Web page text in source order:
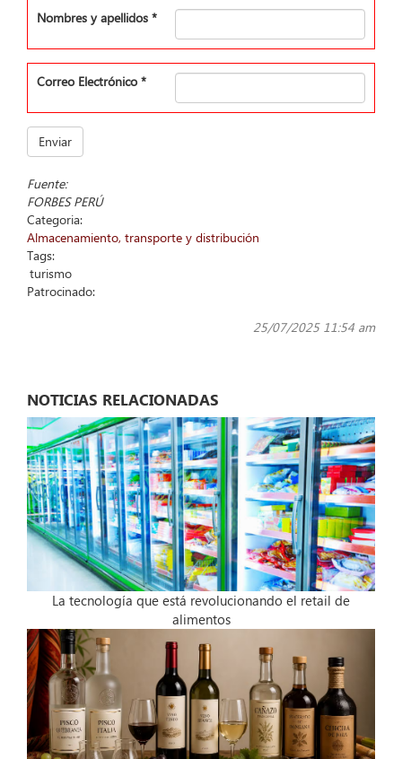
Nombres y apellidos *
Correo Electrónico *
Enviar
Fuente:
FORBES PERÚ
Categoria:
Almacenamiento, transporte y distribución
Tags:
turismo
Patrocinado:
25/07/2025 11:54 am
NOTICIAS RELACIONADAS
La tecnología que está revolucionando el retail de
alimentos